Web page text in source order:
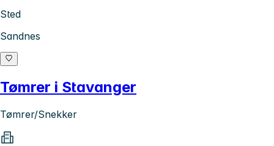
Sted
Sandnes
Tømrer i Stavanger
Tømrer/Snekker